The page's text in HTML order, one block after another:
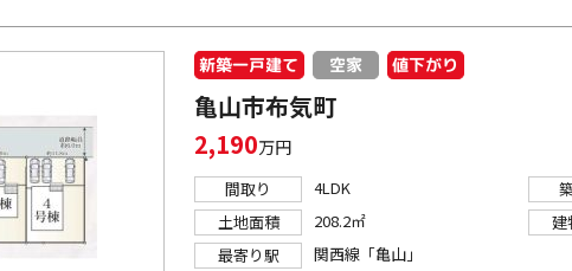
新築一戸建て 空家 値下がり
亀山市布気町
2,190万円
間取り 4LDK
土地面積
208.2㎡ 建
最寄り駅
関西線「亀山」